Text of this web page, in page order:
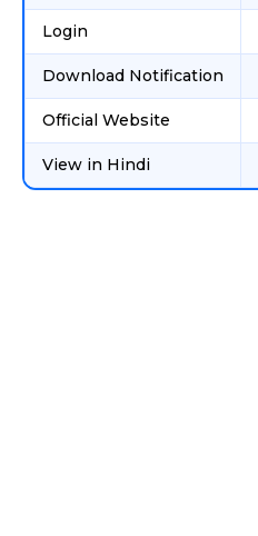
Login
Download Notification
Official Website
View in Hindi